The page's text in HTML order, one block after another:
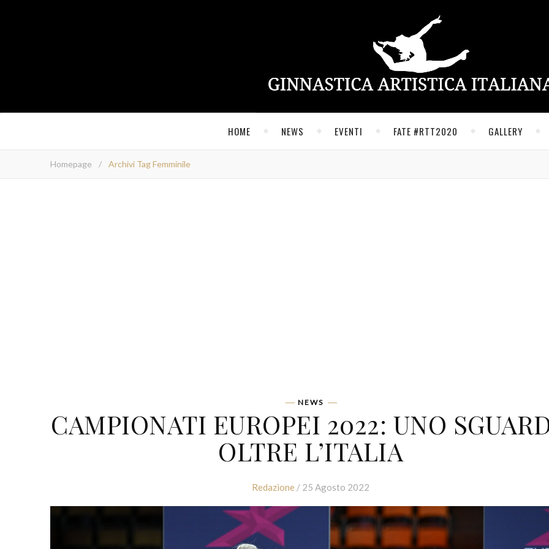
HOME NEWS EVENTI FATE #RTT2020 GALLERY
Homepage / Archivi Tag Femminile
NEWS
CAMPIONATI EUROPEI 2022: UNO
OLTRE L’ITALIA
Redazione / 25 Agosto 2022